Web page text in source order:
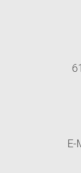
E-